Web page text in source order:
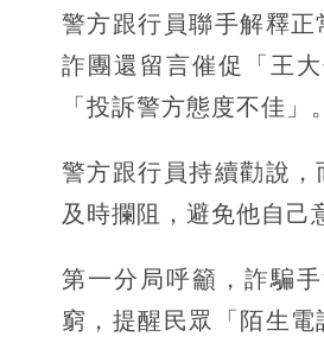
警方跟行員聯手解釋
詐團還留言催促「王
「投訴警方態度不佳」。
警方跟行員持續勸說
及時攔阻，避免他自己
第一分局呼籲，詐騙
窮，提醒民眾「陌生